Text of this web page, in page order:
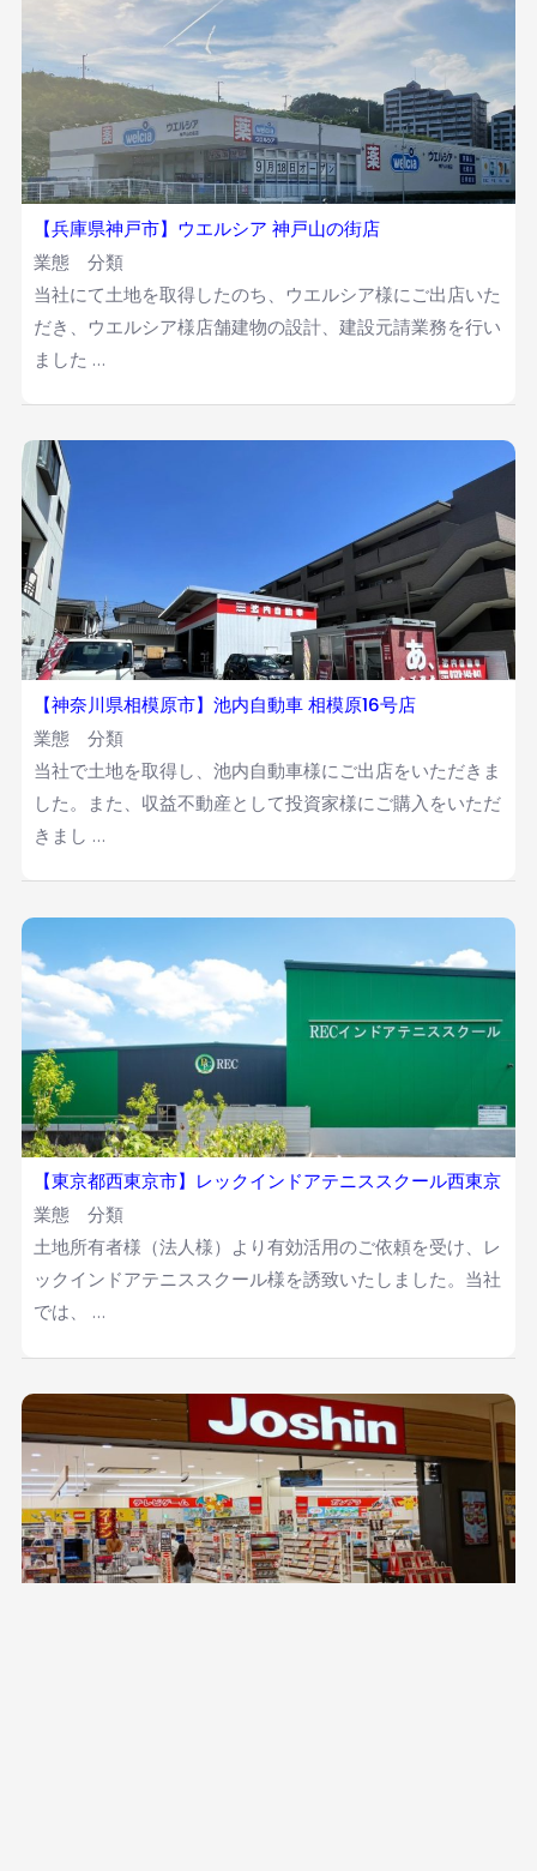
【兵庫県神戸市】ウエルシア 神戸山の街店
業態 分類
当社にて土地を取得したのち、ウエルシア様にご出店いた
だき、ウエルシア様店舗建物の設計、建設元請業務を行い
ました …
【神奈川県相模原市】池内自動車 相模原16号店
業態 分類
当社で土地を取得し、池内自動車様にご出店をいただきま
した。また、収益不動産として投資家様にご購入をいただ
きまし …
【東京都西東京市】レックインドアテニススクール西東京
業態 分類
土地所有者様（法人様）より有効活用のご依頼を受け、レ
ックインドアテニススクール様を誘致いたしました。当社
では、 …